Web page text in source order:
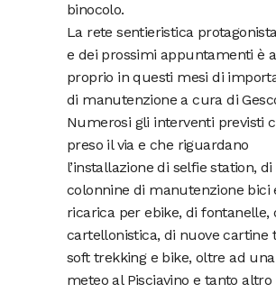
binocolo.
La rete sentieristica
e dei prossimi appuntamenti è
proprio in questi mesi di
di manutenzione a cura di
Numerosi gli interventi previsti
preso il via e che riguardano
l’installazione di selfie station, di
colonnine di manutenzione bici
ricarica per ebike, di fontanelle,
cartellonistica, di nuove cartine
soft trekking e bike, oltre ad
meteo al Pisciavino e tanto altro